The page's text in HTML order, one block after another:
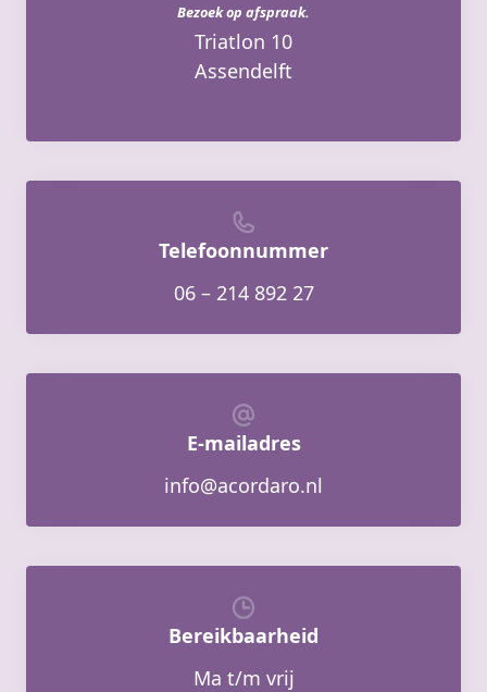
Bezoek op afspraak.
Triatlon 10
Assendelft
Telefoonnummer
06 – 214 892 27
E-mailadres
info@acordaro.nl
Bereikbaarheid
Ma t/m vrij